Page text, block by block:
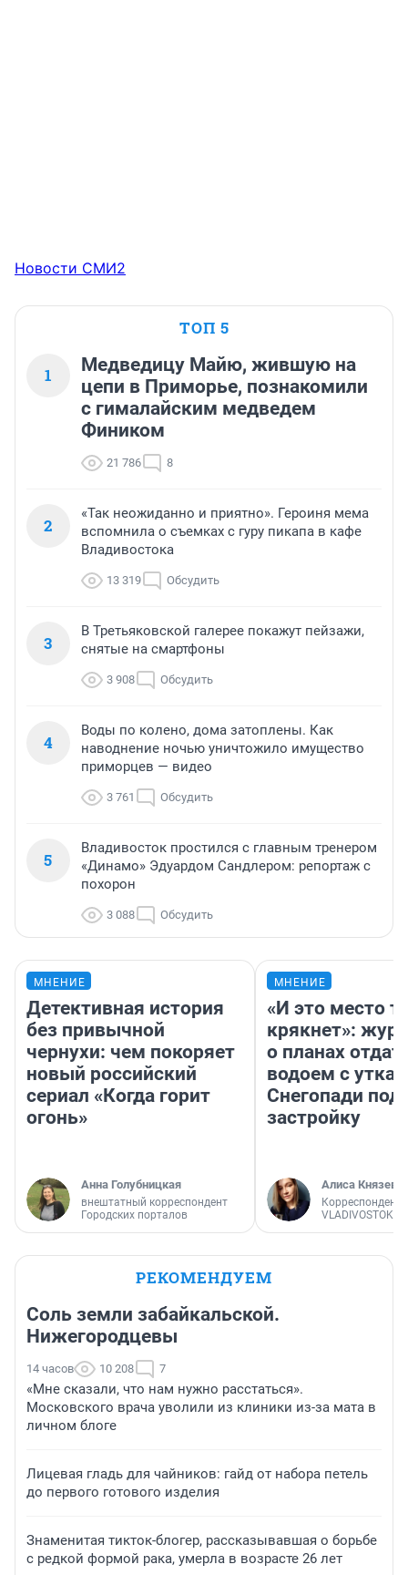
Новости СМИ2
ТОП 5
1
Медведицу Майю, жившую на
цепи в Приморье, познакомили
с гималайским медведем
Фиником
21 786 8
2
«Так неожиданно и приятно». Героиня мема
вспомнила о съемках с гуру пикапа в кафе
Владивостока
13 319 Обсудить
3
В Третьяковской галерее покажут пейзажи,
снятые на смартфоны
3 908 Обсудить
4
Воды по колено, дома затоплены. Как
наводнение ночью уничтожило имущество
приморцев — видео
3 761 Обсудить
5
Владивосток простился с главным тренером
«Динамо» Эдуардом Сандлером: репортаж с
похорон
3 088 Обсудить
МНЕНИЕ
Детективная история
без привычной
чернухи: чем покоряет
новый российский
сериал «Когда горит
огонь»
Анна Голубницкая
внештатный корреспондент
Городских порталов
МНЕНИЕ
«И это место
крякнет»:
о планах
водоем с
Снегопади под
застройку
Алиса Князева
Корреспондент
РЕКОМЕНДУЕМ
Соль земли забайкальской.
Нижегородцевы
14 часов 10 208 7
«Мне сказали, что нам нужно расстаться».
Московского врача уволили из клиники из-за мата в
личном блоге
Лицевая гладь для чайников: гайд от набора петель
до первого готового изделия
Знаменитая тикток-блогер, рассказывавшая о борьбе
с редкой формой рака, умерла в возрасте 26 лет